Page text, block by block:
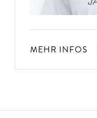
MEHR INFOS